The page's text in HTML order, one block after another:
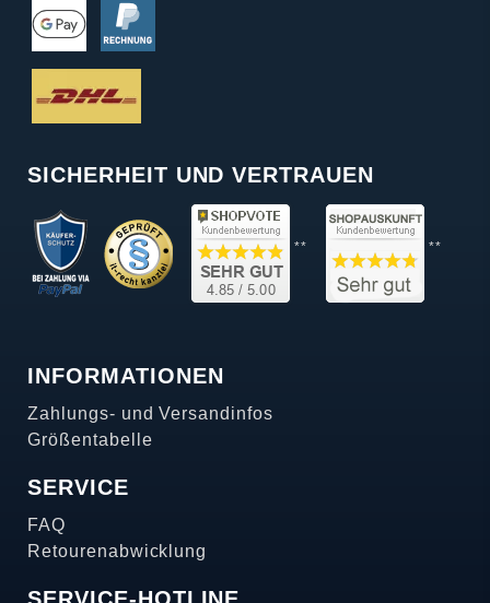
SICHERHEIT UND VERTRAUEN
** **
INFORMATIONEN
Zahlungs- und Versandinfos
Größentabelle
SERVICE
FAQ
Retourenabwicklung